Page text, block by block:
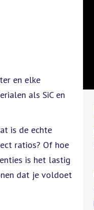
en elke
als SiC en
is de echte
ratios? Of hoe
is het lastig
dat je voldoet